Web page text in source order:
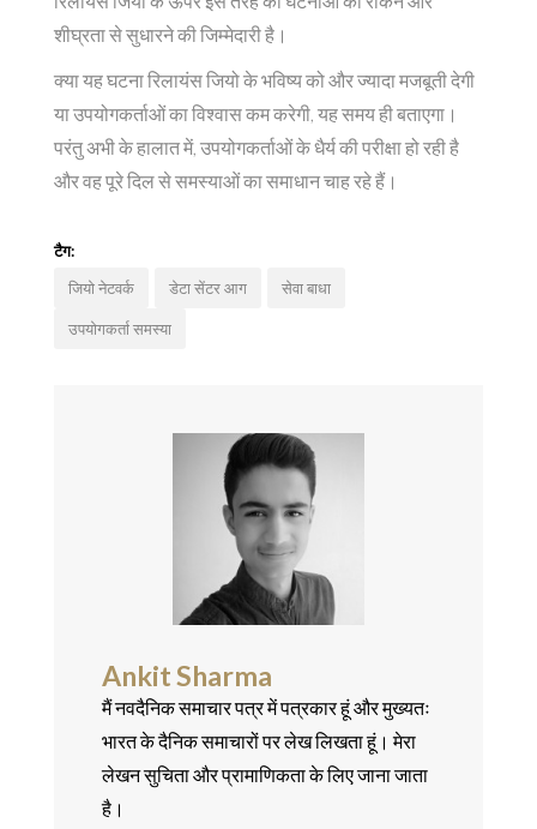
शीघ्रता से सुधारने की जिम्मेदारी है।
क्या यह घटना रिलायंस जियो के भविष्य को और ज्यादा मजबूती देगी
या उपयोगकर्ताओं का विश्वास कम करेगी, यह समय ही बताएगा।
परंतु अभी के हालात में, उपयोगकर्ताओं के धैर्य की परीक्षा हो रही है
और वह पूरे दिल से समस्याओं का समाधान चाह रहे हैं।
टैग:
जियो नेटवर्क
डेटा सेंटर आग सेवा बाधा
उपयोगकर्ता समस्या
Ankit Sharma
मैं नवदैनिक समाचार पत्र में पत्रकार हूं और मुख्यतः
भारत के दैनिक समाचारों पर लेख लिखता हूं। मेरा
लेखन सुचिता और प्रामाणिकता के लिए जाना जाता
है।